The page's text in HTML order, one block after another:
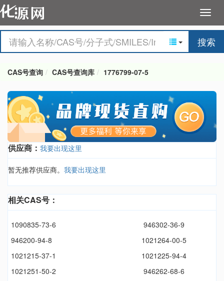
搜索
CAS号查询 CAS号查询库 1776799-07-5
供应商： 我要出现这里
暂无推荐供应商。 我要出现这里
相关CAS号：
1090835-73-6
946302-36-9
946200-94-8
1021264-00-5
1021215-37-1
1021225-94-4
1021251-50-2
946262-68-6